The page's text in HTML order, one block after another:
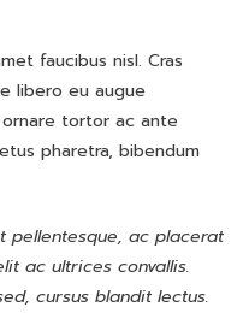
faucibus nisl. Cras
libero eu augue
tortor ac ante
pharetra, bibendum
pellentesque, ac placerat
ac ultrices convallis.
cursus blandit lectus.